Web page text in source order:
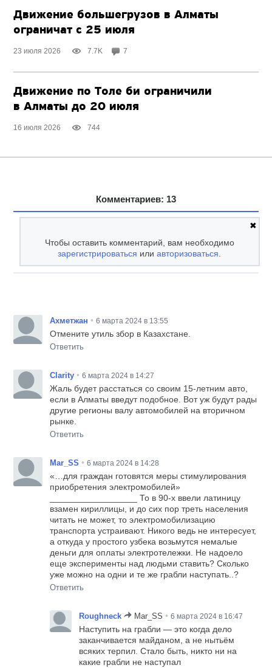
Движение большегрузов в Алматы
ограничат с 25 июля
23 июля 2026 7.7K 7
Движение по Толе би ограничили
в Алматы до 20 июля
16 июля 2026 744
Комментариев: 13
✖
Чтобы оставить комментарий, вам необходимо
зарегистрироваться илиавторизоваться.
Ахметжан • 6 марта 2024 в 13:55
Отмените утиль збор в Казахстане.
Ответить
Сlarity • 6 марта 2024 в 14:27
Жаль будет расстаться со своим 15-летним авто,
если в Алматы введут подобное. Вот уж будут рады
другие регионы валу автомобилей на вторичном
рынке.
Ответить
Mar_SS • 6 марта 2024 в 14:28
«…для граждан готовятся меры стимулирования
приобретения электромобилей»
__________________ То в 90-х ввели латиницу
взамен кириллицы, и до сих пор треть населения
читать не может, то электромобилизацию
транспорта устраивают. Никого ведь не интересует,
а откуда у простого узбека возьмутся немалые
деньги для оплаты электротележки. Не надоело
еще эксперименты над людьми ставить? Сколько
уже можно на одни и те же грабли наступать..?
Ответить
Roughneck Mar_SS • 6 марта 2024 в 16:47
Наступить на грабли — это когда дело
заканчивается майданом, а не нытьём
всяких терпил. Стало быть, никто ни на
какие грабли не наступал